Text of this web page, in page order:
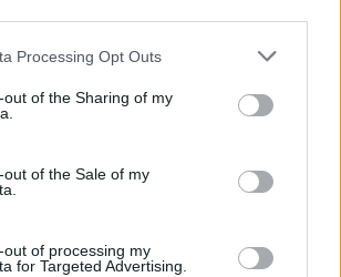
Processing Opt Outs
out of the Sharing of my
out of the Sale of my
out of processing my
for Targeted Advertising.
την χρήση του σαμπουάν
κατά μήκος των μαλλιών, αφήστε να
ξεβγάλτε.
το πολύ ζεστό νερό στο λούσιμο
Χρησιμοποιείτε πάντα σπρέι